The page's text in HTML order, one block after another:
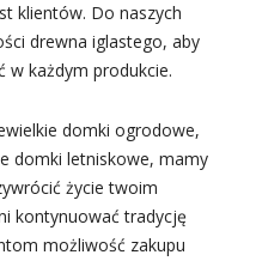
klientów. Do naszych
drewna iglastego, aby
w każdym produkcie.
domki ogrodowe,
domki letniskowe, mamy
życie twoim
kontynuować tradycję
możliwość zakupu